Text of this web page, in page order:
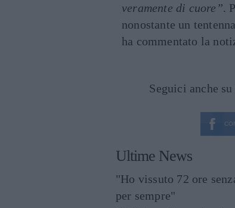
veramente di cuore”.
nonostante un
ha commentato la
Seguici anche
Ultime News
"Ho vissuto 72 ore
per sempre"